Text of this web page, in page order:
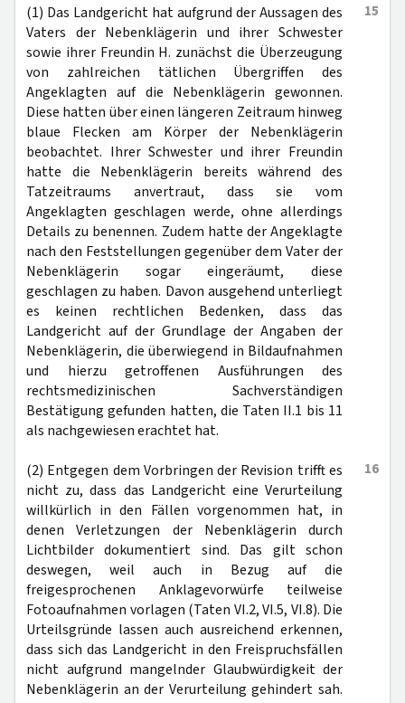
15
(1) Das Landgericht hat aufgrund der Aussagen des
Vaters der Nebenklägerin und ihrer Schwester
sowie ihrer Freundin H. zunächst die Überzeugung
von zahlreichen tätlichen Übergriffen des
Angeklagten auf die Nebenklägerin gewonnen.
Diese hatten über einen längeren Zeitraum hinweg
blaue Flecken am Körper der Nebenklägerin
beobachtet. Ihrer Schwester und ihrer Freundin
hatte die Nebenklägerin bereits während des
Tatzeitraums anvertraut, dass sie vom
Angeklagten geschlagen werde, ohne allerdings
Details zu benennen. Zudem hatte der Angeklagte
nach den Feststellungen gegenüber dem Vater der
Nebenklägerin sogar eingeräumt, diese
geschlagen zu haben. Davon ausgehend unterliegt
es keinen rechtlichen Bedenken, dass das
Landgericht auf der Grundlage der Angaben der
Nebenklägerin, die überwiegend in Bildaufnahmen
und hierzu getroffenen Ausführungen des
rechtsmedizinischen Sachverständigen
Bestätigung gefunden hatten, die Taten II.1 bis 11
als nachgewiesen erachtet hat.
16
(2) Entgegen dem Vorbringen der Revision trifft es
nicht zu, dass das Landgericht eine Verurteilung
willkürlich in den Fällen vorgenommen hat, in
denen Verletzungen der Nebenklägerin durch
Lichtbilder dokumentiert sind. Das gilt schon
deswegen, weil auch in Bezug auf die
freigesprochenen Anklagevorwürfe teilweise
Fotoaufnahmen vorlagen (Taten VI.2, VI.5, VI.8). Die
Urteilsgründe lassen auch ausreichend erkennen,
dass sich das Landgericht in den Freispruchsfällen
nicht aufgrund mangelnder Glaubwürdigkeit der
Nebenklägerin an der Verurteilung gehindert sah.